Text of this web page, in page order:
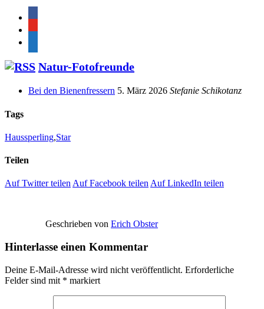
Natur-Fotofreunde
Bei den Bienenfressern 5. März 2026 Stefanie Schikotanz
Tags
Haussperling,Star
Teilen
Auf Twitter teilenAuf Facebook teilenAuf LinkedIn teilen
Geschrieben von Erich Obster
Hinterlasse einen Kommentar
Deine E-Mail-Adresse wird nicht veröffentlicht. Erforderliche
Felder sind mit * markiert